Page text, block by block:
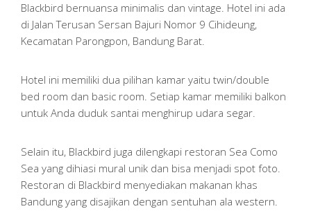
Blackbird bernuansa minimalis dan vintage. Hotel ini ada
di Jalan Terusan Sersan Bajuri Nomor 9 Cihideung,
Kecamatan Parongpon, Bandung Barat.
Hotel ini memiliki dua pilihan kamar yaitu twin/double
bed room dan basic room. Setiap kamar memiliki balkon
untuk Anda duduk santai menghirup udara segar.
Selain itu, Blackbird juga dilengkapi restoran Sea Como
Sea yang dihiasi mural unik dan bisa menjadi spot foto.
Restoran di Blackbird menyediakan makanan khas
Bandung yang disajikan dengan sentuhan ala western.